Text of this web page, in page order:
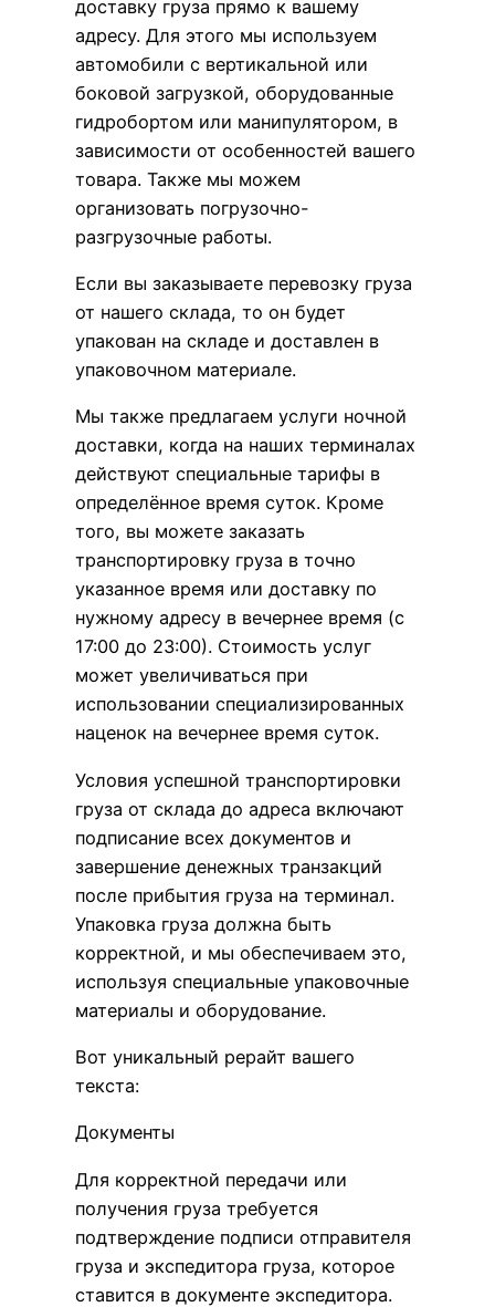
доставку груза прямо к вашему
адресу. Для этого мы используем
автомобили с вертикальной или
боковой загрузкой, оборудованные
гидробортом или манипулятором, в
зависимости от особенностей вашего
товара. Также мы можем
организовать погрузочно-
разгрузочные работы.
Если вы заказываете перевозку груза
от нашего склада, то он будет
упакован на складе и доставлен в
упаковочном материале.
Мы также предлагаем услуги ночной
доставки, когда на наших терминалах
действуют специальные тарифы в
определённое время суток. Кроме
того, вы можете заказать
транспортировку груза в точно
указанное время или доставку по
нужному адресу в вечернее время (с
17:00 до 23:00). Стоимость услуг
может увеличиваться при
использовании специализированных
наценок на вечернее время суток.
Условия успешной транспортировки
груза от склада до адреса включают
подписание всех документов и
завершение денежных транзакций
после прибытия груза на терминал.
Упаковка груза должна быть
корректной, и мы обеспечиваем это,
используя специальные упаковочные
материалы и оборудование.
Вот уникальный рерайт вашего
текста:
Документы
Для корректной передачи или
получения груза требуется
подтверждение подписи отправителя
груза и экспедитора груза, которое
ставится в документе экспедитора.